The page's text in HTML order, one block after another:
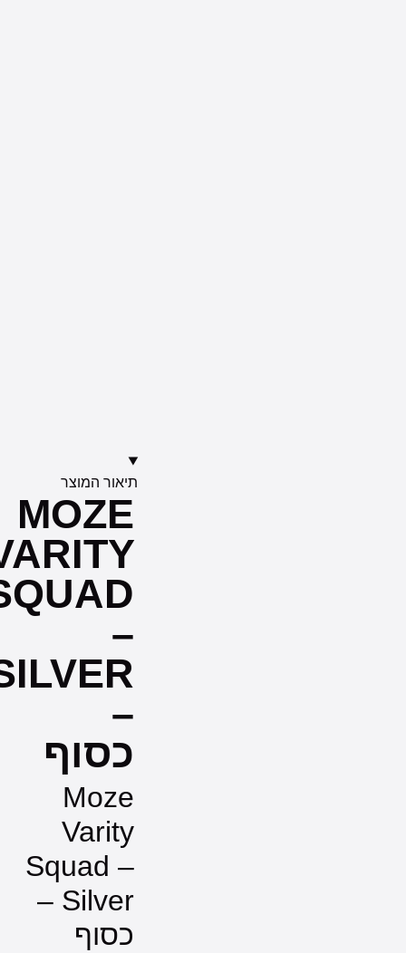
תיאור המוצר
MOZE
VARITY
SQUAD
–
SILVER
–
כסוף
Moze
Varity
Squad –
Silver –
כסוף